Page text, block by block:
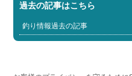
過去の記事はこちら
釣り情報過去の記事